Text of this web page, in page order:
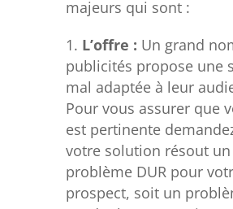
majeurs qui sont :
L’offre : Un grand
publicités propose une
mal adaptée à leur
Pour vous assurer que
est pertinente
votre solution résout un
problème DUR pour
prospect, soit un